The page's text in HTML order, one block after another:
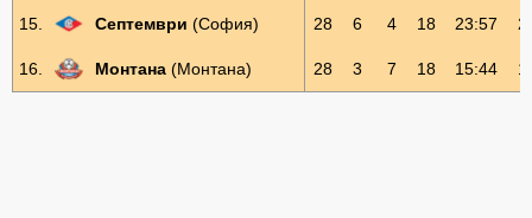
15. Септември (София) 28 6 4 18 23:57
16. Монтана (Монтана) 28 3 7 18 15:44